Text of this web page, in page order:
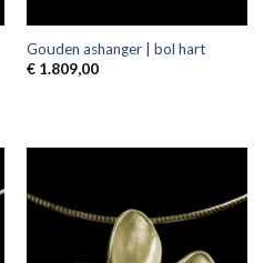
Gouden ashanger | bol hart
€1.809,00